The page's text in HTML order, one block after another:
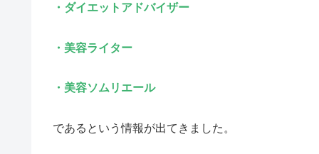
・ダイエットアドバイザー
・美容ライター
・美容ソムリエール
であるという情報が出てきました。